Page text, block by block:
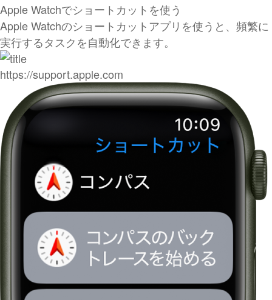
Apple Watchでショートカットを使う
Apple Watchのショートカットアプリを使うと、頻繁に
実行するタスクを自動化できます。
https://support.apple.com